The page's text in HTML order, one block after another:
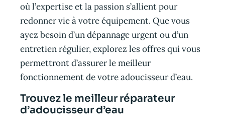
où l’expertise et la passion s’allient pour
redonner vie à votre équipement. Que vous
ayez besoin d’un dépannage urgent ou d’un
entretien régulier, explorez les offres qui vous
permettront d’assurer le meilleur
fonctionnement de votre adoucisseur d’eau.
Trouvez le meilleur réparateur
d’adoucisseur d’eau